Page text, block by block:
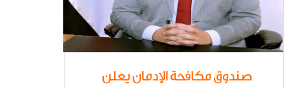
صندوق مكافحة الإدمان يعلن